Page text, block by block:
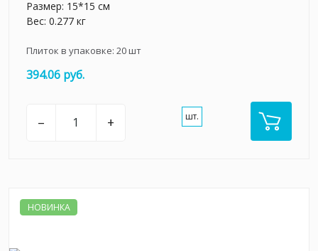
Размер: 15*15 см
Вес: 0.277 кг
Плиток в упаковке: 20шт
394.06 руб.
– + шт.
НОВИНКА